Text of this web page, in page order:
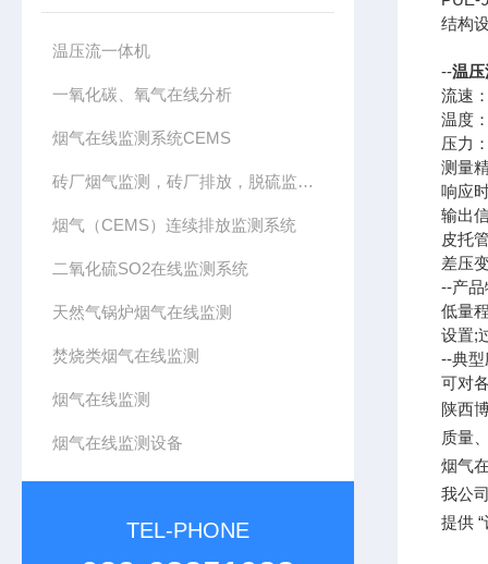
温压流一体机
一氧化碳、氧气在线分析
烟气在线监测系统CEMS
砖厂烟气监测，砖厂排放，脱硫监测，CEMS系统
烟气（CEMS）连续排放监测系统
二氧化硫SO2在线监测系统
天然气锅炉烟气在线监测
焚烧类烟气在线监测
烟气在线监测
烟气在线监测设备
TEL-PHONE
结构
--温
流速
温度
压力
测量
响应
输出
皮托
差压
--产
低量
设置;
--典
可对
陕西
质量
烟气
我公
提供